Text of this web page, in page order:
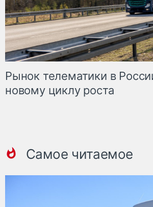
Рынок телематики в
новому циклу роста
Самое читаемое